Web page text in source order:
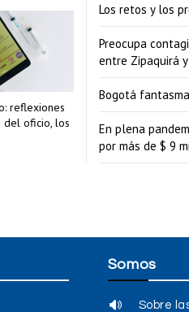
reflexiones
oficio, los
Los retos y los
Preocupa
entre Zipaquirá y
Bogotá fantasma
En plena
por más de $ 9
Somos
Sobre